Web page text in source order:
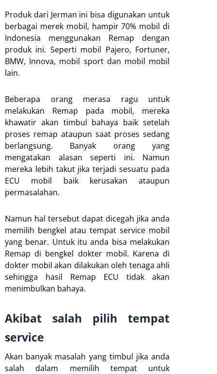
Produk dari Jerman ini bisa digunakan untuk
berbagai merek mobil, hampir 70% mobil di
Indonesia menggunakan Remap dengan
produk ini. Seperti mobil Pajero, Fortuner,
BMW, Innova, mobil sport dan mobil mobil
lain.
Beberapa orang merasa ragu untuk
melakukan Remap pada mobil, mereka
khawatir akan timbul bahaya baik setelah
proses remap ataupun saat proses sedang
berlangsung. Banyak orang yang
mengatakan alasan seperti ini. Namun
mereka lebih takut jika terjadi sesuatu pada
ECU mobil baik kerusakan ataupun
permasalahan.
Namun hal tersebut dapat dicegah jika anda
memilih bengkel atau tempat service mobil
yang benar. Untuk itu anda bisa melakukan
Remap di bengkel dokter mobil. Karena di
dokter mobil akan dilakukan oleh tenaga ahli
sehingga hasil Remap ECU tidak akan
menimbulkan bahaya.
Akibat salah pilih tempat
service
Akan banyak masalah yang timbul jika anda
salah dalam memilih tempat untuk